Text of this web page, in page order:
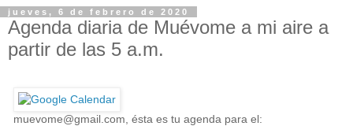
jueves, 6 de febrero de 2020
Agenda diaria de Muévome a mi aire a
partir de las 5 a.m.
muevome@gmail.com , ésta es tu agenda para el: